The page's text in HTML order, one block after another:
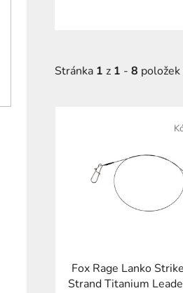
Stránka 1 z 1 - 8
Fox Rage Lanko
Strand Titanium